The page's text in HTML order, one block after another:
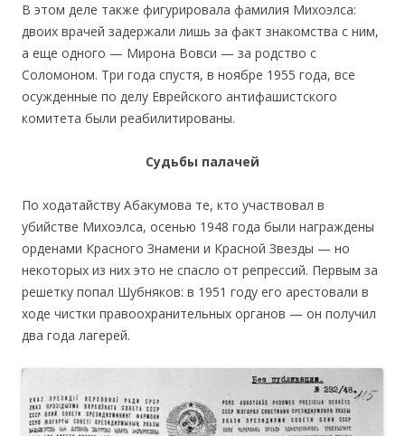
В этом деле также фигурировала фамилия Михоэлса:
двоих врачей задержали лишь за факт знакомства с ним,
а еще одного — Мирона Вовси — за родство с
Соломоном. Три года спустя, в ноябре 1955 года, все
осужденные по делу Еврейского антифашистского
комитета были реабилитированы.
Судьбы палачей
По ходатайству Абакумова те, кто участвовал в
убийстве Михоэлса, осенью 1948 года были награждены
орденами Красного Знамени и Красной Звезды — но
некоторых из них это не спасло от репрессий. Первым за
решетку попал Шубняков: в 1951 году его арестовали в
ходе чистки правоохранительных органов — он получил
два года лагерей.